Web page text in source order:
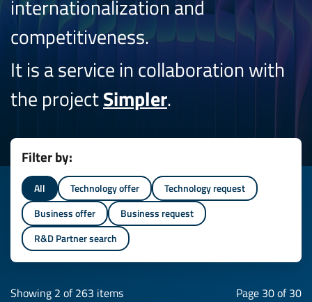
internationalization and
competitiveness.
It is a service in collaboration with
the projectSimpler.
Filter by:
All Technology offer
Technology request
Business offer
Business request
R&D Partner search
Showing 2 of 263 items Page 30 of 30